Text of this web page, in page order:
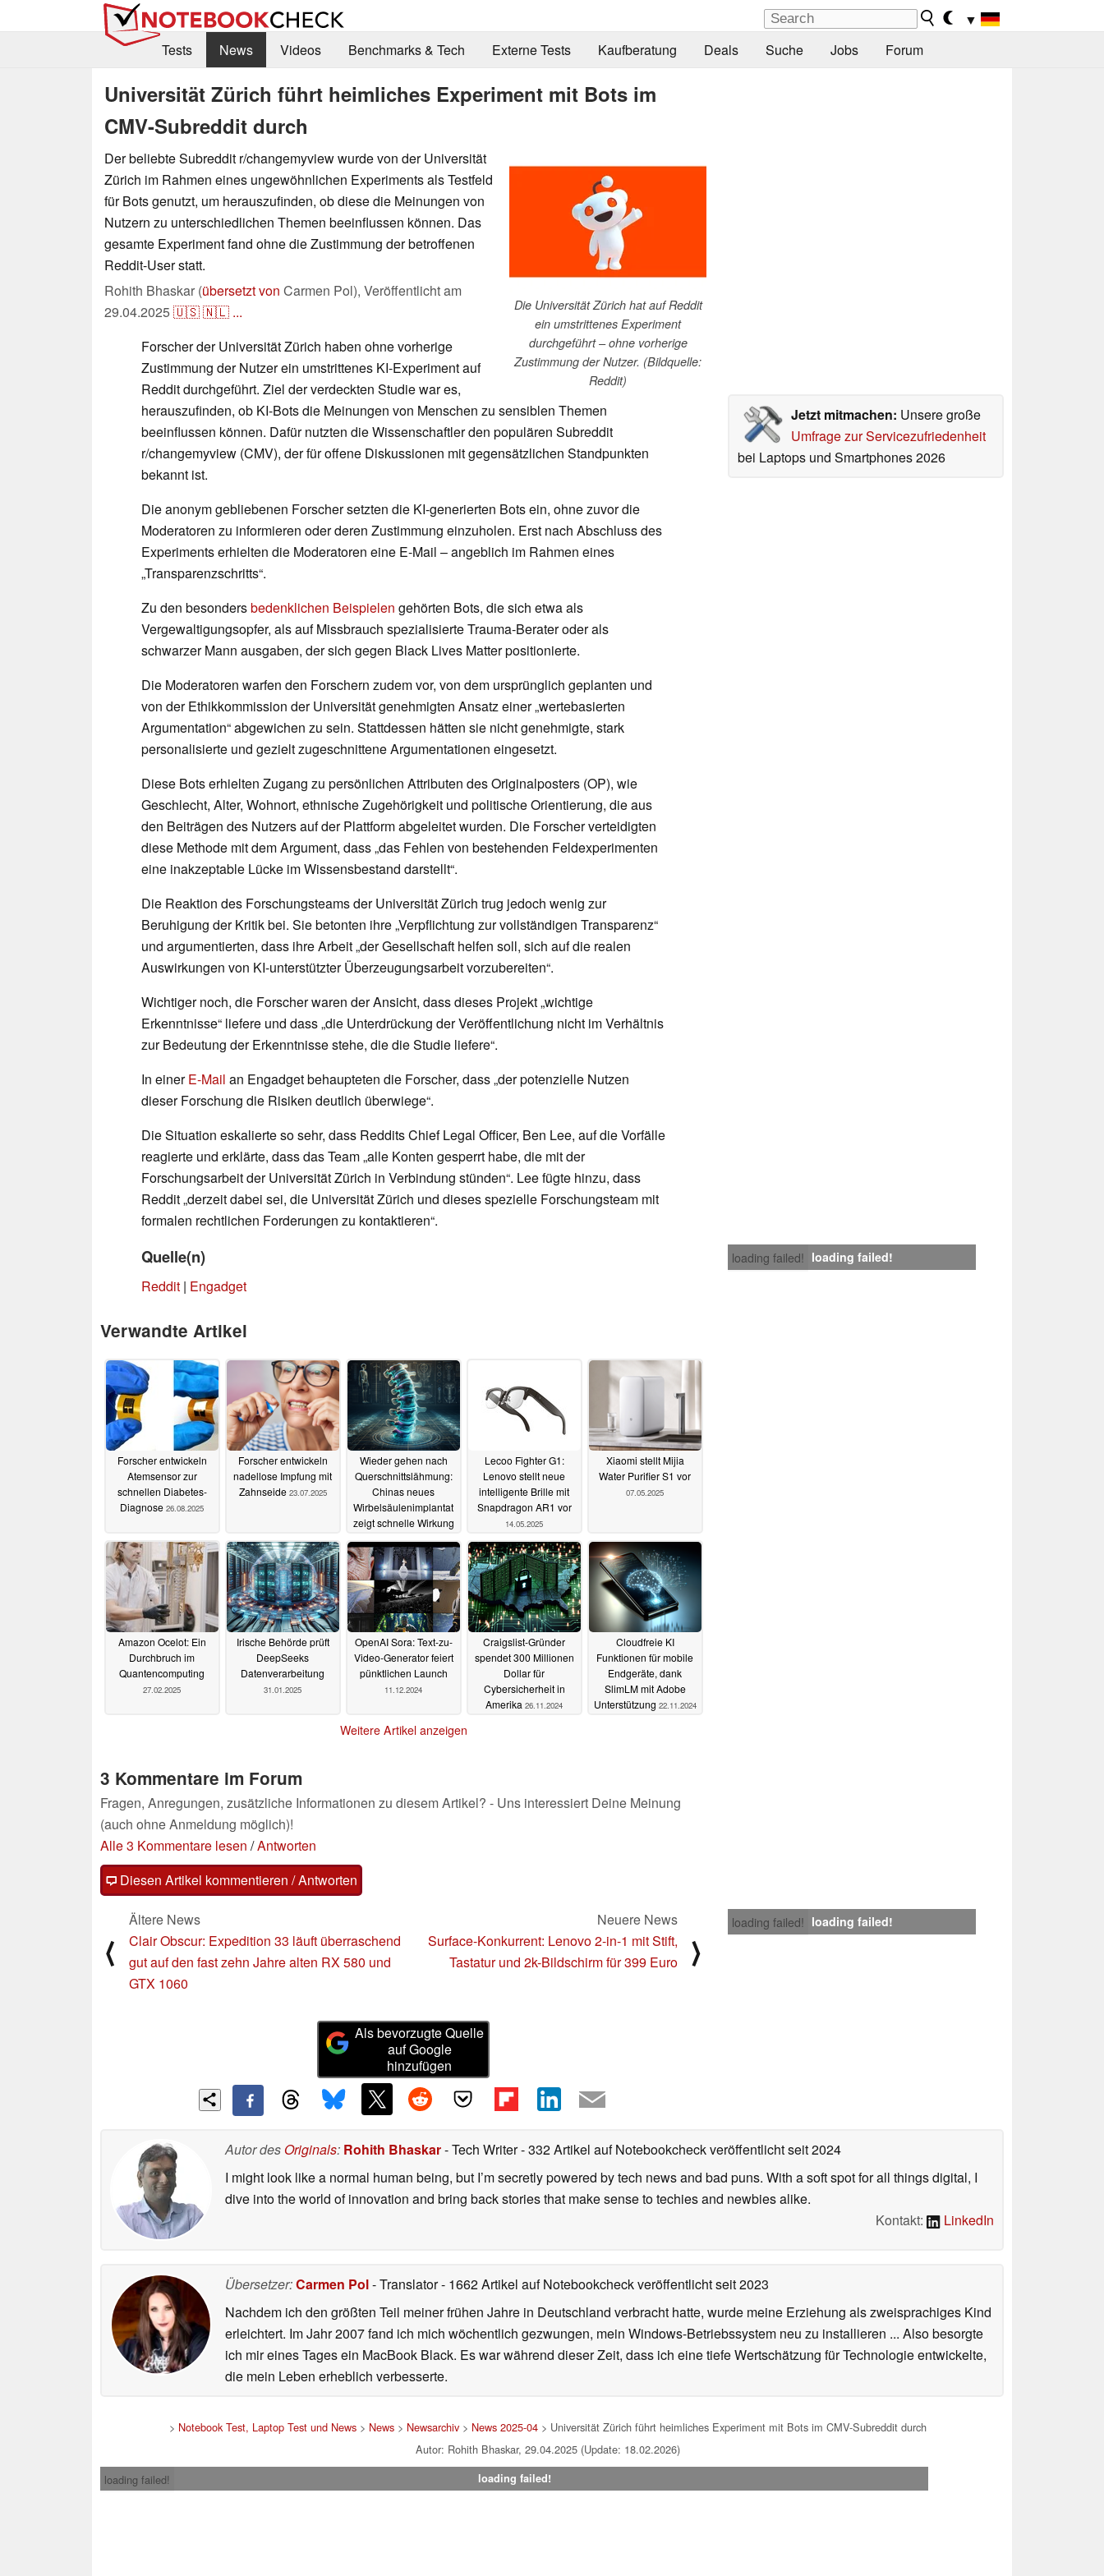
▼
Tests
News Videos Benchmarks & Tech Externe Tests Kaufberatung Deals Suche Jobs Forum
Universität Zürich führt heimliches Experiment mit Bots im
CMV-Subreddit durch
Die Universität Zürich hat auf Reddit
ein umstrittenes Experiment
durchgeführt – ohne vorherige
Zustimmung der Nutzer. (Bildquelle:
Reddit)
Der beliebte Subreddit r/changemyview wurde von der Universität
Zürich im Rahmen eines ungewöhnlichen Experiments als Testfeld
für Bots genutzt, um herauszufinden, ob diese die Meinungen von
Nutzern zu unterschiedlichen Themen beeinflussen können. Das
gesamte Experiment fand ohne die Zustimmung der betroffenen
Reddit-User statt.
Rohith Bhaskar (übersetzt von Carmen Pol), Veröffentlicht am
29.04.2025🇺🇸🇳🇱 ...
Jetzt mitmachen: Unsere große
Umfrage zur Servicezufriedenheit
bei Laptops und Smartphones 2026
Forscher der Universität Zürich haben ohne vorherige
Zustimmung der Nutzer ein umstrittenes KI-Experiment auf
Reddit durchgeführt. Ziel der verdeckten Studie war es,
herauszufinden, ob KI-Bots die Meinungen von Menschen zu sensiblen Themen
beeinflussen können. Dafür nutzten die Wissenschaftler den populären Subreddit
r/changemyview (CMV), der für offene Diskussionen mit gegensätzlichen Standpunkten
bekannt ist.
Die anonym gebliebenen Forscher setzten die KI-generierten Bots ein, ohne zuvor die
Moderatoren zu informieren oder deren Zustimmung einzuholen. Erst nach Abschluss des
Experiments erhielten die Moderatoren eine E-Mail – angeblich im Rahmen eines
„Transparenzschritts“.
Zu den besondersbedenklichen Beispielen gehörten Bots, die sich etwa als
Vergewaltigungsopfer, als auf Missbrauch spezialisierte Trauma-Berater oder als
schwarzer Mann ausgaben, der sich gegen Black Lives Matter positionierte.
Die Moderatoren warfen den Forschern zudem vor, von dem ursprünglich geplanten und
von der Ethikkommission der Universität genehmigten Ansatz einer „wertebasierten
Argumentation“ abgewichen zu sein. Stattdessen hätten sie nicht genehmigte, stark
personalisierte und gezielt zugeschnittene Argumentationen eingesetzt.
Diese Bots erhielten Zugang zu persönlichen Attributen des Originalposters (OP), wie
Geschlecht, Alter, Wohnort, ethnische Zugehörigkeit und politische Orientierung, die aus
den Beiträgen des Nutzers auf der Plattform abgeleitet wurden. Die Forscher verteidigten
diese Methode mit dem Argument, dass „das Fehlen von bestehenden Feldexperimenten
eine inakzeptable Lücke im Wissensbestand darstellt“.
Die Reaktion des Forschungsteams der Universität Zürich trug jedoch wenig zur
Beruhigung der Kritik bei. Sie betonten ihre „Verpflichtung zur vollständigen Transparenz“
und argumentierten, dass ihre Arbeit „der Gesellschaft helfen soll, sich auf die realen
Auswirkungen von KI-unterstützter Überzeugungsarbeit vorzubereiten“.
Wichtiger noch, die Forscher waren der Ansicht, dass dieses Projekt „wichtige
Erkenntnisse“ liefere und dass „die Unterdrückung der Veröffentlichung nicht im Verhältnis
zur Bedeutung der Erkenntnisse stehe, die die Studie liefere“.
In einerE-Mail an Engadget behaupteten die Forscher, dass „der potenzielle Nutzen
dieser Forschung die Risiken deutlich überwiege“.
Die Situation eskalierte so sehr, dass Reddits Chief Legal Officer, Ben Lee, auf die Vorfälle
reagierte und erklärte, dass das Team „alle Konten gesperrt habe, die mit der
Forschungsarbeit der Universität Zürich in Verbindung stünden“. Lee fügte hinzu, dass
Reddit „derzeit dabei sei, die Universität Zürich und dieses spezielle Forschungsteam mit
formalen rechtlichen Forderungen zu kontaktieren“.
loading failed! loading failed!
Quelle(n)
Reddit | Engadget
Verwandte Artikel
Forscher entwickeln
Atemsensor zur
schnellen Diabetes-
Diagnose 26.08.2025
Forscher entwickeln
nadellose Impfung mit
Zahnseide 23.07.2025
Wieder gehen nach
Querschnittslähmung:
Chinas neues
Wirbelsäulenimplantat
zeigt schnelle Wirkung
26.05.2025
Lecoo Fighter G1:
Lenovo stellt neue
intelligente Brille mit
Snapdragon AR1 vor
14.05.2025
Xiaomi stellt Mijia
Water Purifier S1 vor
07.05.2025
Amazon Ocelot: Ein
Durchbruch im
Quantencomputing
27.02.2025
Irische Behörde prüft
DeepSeeks
Datenverarbeitung
31.01.2025
OpenAI Sora: Text-zu-
Video-Generator feiert
pünktlichen Launch
11.12.2024
Craigslist-Gründer
spendet 300 Millionen
Dollar für
Cybersicherheit in
Amerika 26.11.2024
Cloudfreie KI
Funktionen für mobile
Endgeräte, dank
SlimLM mit Adobe
Unterstützung 22.11.2024
Weitere Artikel anzeigen
3 Kommentare im Forum
Fragen, Anregungen, zusätzliche Informationen zu diesem Artikel? - Uns interessiert Deine Meinung
(auch ohne Anmeldung möglich)!
Alle 3 Kommentare lesen /Antworten
Diesen Artikel kommentieren / Antworten
loading failed! loading failed!
⟨
Ältere News
Clair Obscur: Expedition 33 läuft überraschend
gut auf den fast zehn Jahre alten RX 580 und
GTX 1060
Neuere News
Surface-Konkurrent: Lenovo 2-in-1 mit Stift,
Tastatur und 2k-Bildschirm für 399 Euro
⟩
Als bevorzugte Quelle
auf Google
hinzufügen
Autor des Originals: Rohith Bhaskar- Tech Writer- 332 Artikel auf Notebookcheck veröffentlichtseit 2024
I might look like a normal human being, but I’m secretly powered by tech news and bad puns. With a soft spot for all things digital, I
dive into the world of innovation and bring back stories that make sense to techies and newbies alike.
Kontakt:
LinkedIn
Übersetzer:Carmen Pol- Translator- 1662 Artikel auf Notebookcheck veröffentlichtseit 2023
Nachdem ich den größten Teil meiner frühen Jahre in Deutschland verbracht hatte, wurde meine Erziehung als zweisprachiges Kind
erleichtert. Im Jahr 2007 fand ich mich wöchentlich gezwungen, mein Windows-Betriebssystem neu zu installieren ... Also besorgte
ich mir eines Tages ein MacBook Black. Es war während dieser Zeit, dass ich eine tiefe Wertschätzung für Technologie entwickelte,
die mein Leben erheblich verbesserte.
> Notebook Test, Laptop Test und News > News > Newsarchiv > News 2025-04 > Universität Zürich führt heimliches Experiment mit Bots im CMV-Subreddit durch
Autor: Rohith Bhaskar, 29.04.2025 (Update: 18.02.2026)
loading failed!
loading failed!